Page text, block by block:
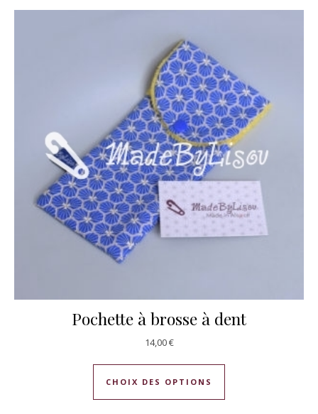
Pochette à brosse à dent
14,00€
CHOIX DES OPTIONS
Ce produit a